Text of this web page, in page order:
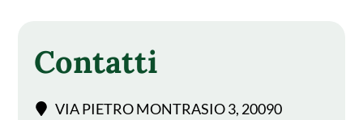
Contatti
VIA PIETRO MONTRASIO 3, 20090